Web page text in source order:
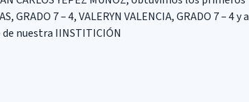
7 – 4, VALERYN VALENCIA, GRADO 7 – 4 y a
de nuestra IINSTITICIÓN